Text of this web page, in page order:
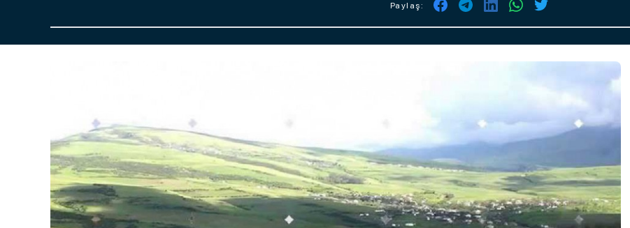
Paylaş: